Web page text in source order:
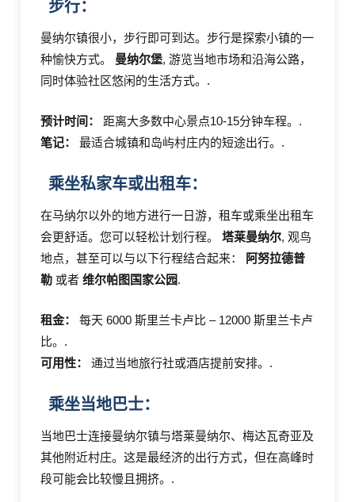
步行：
曼纳尔镇很小，步行即可到达。步行是探索小镇的一
种愉快方式。 曼纳尔堡, 游览当地市场和沿海公路，
同时体验社区悠闲的生活方式。.
预计时间：
距离大多数中心景点10-15分钟车程。.
笔记：
最适合城镇和岛屿村庄内的短途出行。.
乘坐私家车或出租车：
在马纳尔以外的地方进行一日游，租车或乘坐出租车
会更舒适。您可以轻松计划行程。 塔莱曼纳尔, 观鸟
地点，甚至可以与以下行程结合起来：
阿努拉德普
勒 或者 维尔帕图国家公园.
租金：
每天 6000 斯里兰卡卢比 – 12000 斯里兰卡卢
比。.
可用性：
通过当地旅行社或酒店提前安排。.
乘坐当地巴士：
当地巴士连接曼纳尔镇与塔莱曼纳尔、梅达瓦奇亚及
其他附近村庄。这是最经济的出行方式，但在高峰时
段可能会比较慢且拥挤。.